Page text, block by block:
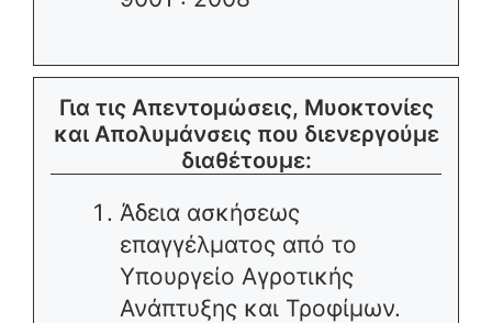
Για τις Απεντομώσεις, Μυοκτονίες
και Απολυμάνσεις που διενεργούμε
διαθέτουμε:
Άδεια ασκήσεως
επαγγέλματος από το
Υπουργείο Αγροτικής
Ανάπτυξης και Τροφίμων.